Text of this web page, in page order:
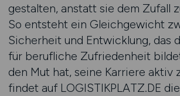
gestalten, anstatt sie dem Zufall
So entsteht ein Gleichgewicht
Sicherheit und Entwicklung, das
für berufliche Zufriedenheit
den Mut hat, seine Karriere aktiv
findet auf LOGISTIKPLATZ.DE